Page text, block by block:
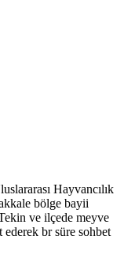
Hayvancılık
bölge bayii
ve ilçede meyve
ederek br süre sohbet